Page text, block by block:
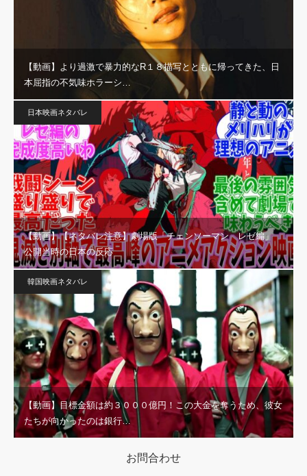
【動画】より過激で暴力的なR１８描写とともに帰ってきた、日
本屈指の不気味ホラーシ…
日本映画ネタバレ
【動画】【ネタバレ注意】劇場版「チェンソーマン レゼ編」
公開当時の日本の反応
韓国映画ネタバレ
【動画】目標金額は約３０００億円！この大金を奪うため、彼女
たちが向かったのは銀行…
お問合わせ